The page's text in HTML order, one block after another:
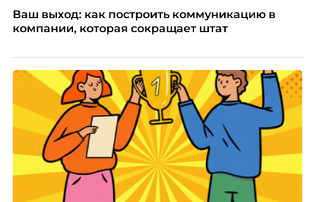
Ваш выход: как построить коммуникацию в
компании, которая сокращает штат